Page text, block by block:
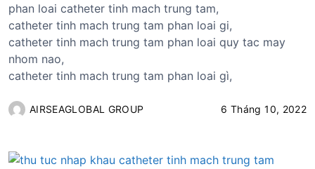
phan loai catheter tinh mach trung tam,
catheter tinh mach trung tam phan loai gi,
catheter tinh mach trung tam phan loai quy tac may
nhom nao,
catheter tinh mach trung tam phan loai gì,
AIRSEAGLOBAL GROUP 6 Tháng 10, 2022